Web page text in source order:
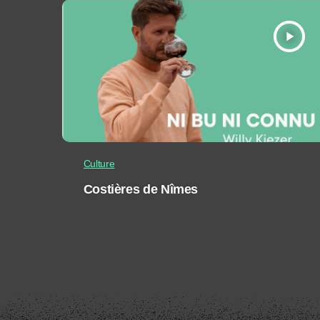
play_arrow
Culture
Costières de Nîmes